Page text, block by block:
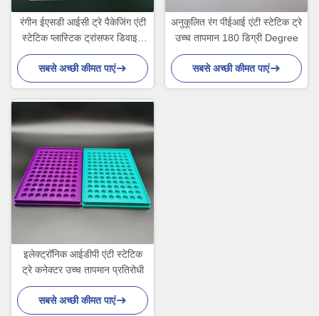
रंगीन ईएसडी आईसी ट्रे पैकेजिंग एंटी
स्टेटिक प्लास्टिक ट्रांसफर डिवाइस
Device
सबसे अच्छी कीमत पाएं
अनुकूलित रंग पीईआई एंटी स्टेटिक ट्रे
उच्च तापमान 180 डिग्री Degree
सबसे अच्छी कीमत पाएं
इलेक्ट्रॉनिक आईडीपी एंटी स्टेटिक
ट्रे कनेक्टर उच्च तापमान प्रतिरोधी
सबसे अच्छी कीमत पाएं